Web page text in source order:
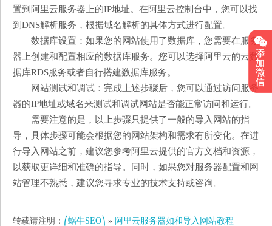
置到阿里云服务器上的IP地址。在阿里云控制台中，您可以找
到DNS解析服务，根据域名解析的具体方式进行配置。
数据库设置：如果您的网站使用了数据库，您需要在服务
器上创建和配置相应的数据库服务。您可以选择阿里云的云数
据库RDS服务或者自行搭建数据库服务。
网站测试和调试：完成上述步骤后，您可以通过访问服务
器的IP地址或域名来测试和调试网站是否能正常访问和运行。
需要注意的是，以上步骤只提供了一般的导入网站的指
导，具体步骤可能会根据您的网站架构和需求有所变化。在进
行导入网站之前，建议您参考阿里云提供的官方文档和资源，
以获取更详细和准确的指导。同时，如果您对服务器配置和网
站管理不熟悉，建议您寻求专业的技术支持或咨询。
转载请注明： ⎛蜗牛SEO⎞ » 阿里云服务器如和导入网站教程